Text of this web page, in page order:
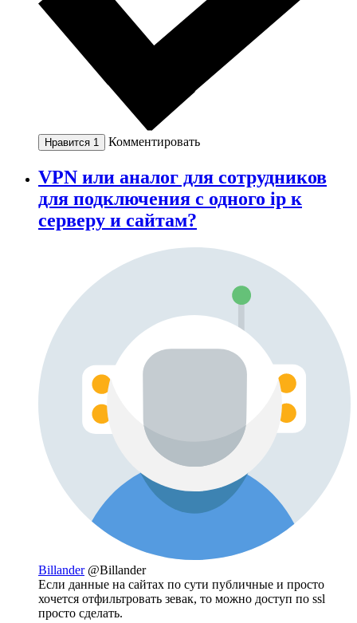
Нравится 1 Комментировать
VPN или аналог для сотрудников
для подключения с одного ip к
серверу и сайтам?
Billander @Billander
Если данные на сайтах по сути публичные и просто
хочется отфильтровать зевак, то можно доступ по ssl
просто сделать.